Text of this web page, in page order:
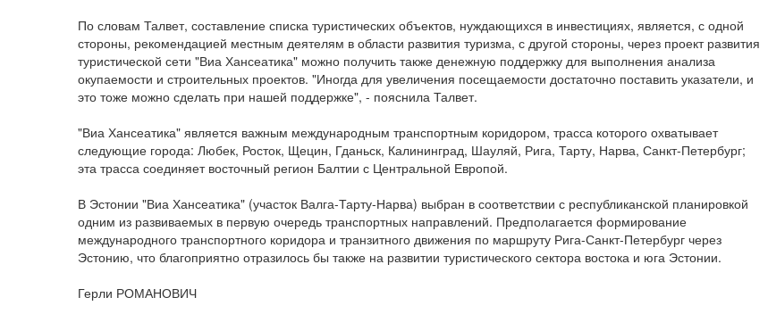
По словам Талвет, составление списка туристических объектов, нуждающихся в инвестициях, является, с одной
стороны, рекомендацией местным деятелям в области развития туризма, с другой стороны, через проект развития
туристической сети "Виа Хансеатика" можно получить также денежную поддержку для выполнения анализа
окупаемости и строительных проектов. "Иногда для увеличения посещаемости достаточно поставить указатели, и
это тоже можно сделать при нашей поддержке", - пояснила Талвет.
"Виа Хансеатика" является важным международным транспортным коридором, трасса которого охватывает
следующие города: Любек, Росток, Щецин, Гданьск, Калининград, Шауляй, Рига, Тарту, Нарва, Санкт-Петербург;
эта трасса соединяет восточный регион Балтии с Центральной Европой.
В Эстонии "Виа Хансеатика" (участок Валга-Тарту-Нарва) выбран в соответствии с республиканской планировкой
одним из развиваемых в первую очередь транспортных направлений. Предполагается формирование
международного транспортного коридора и транзитного движения по маршруту Рига-Санкт-Петербург через
Эстонию, что благоприятно отразилось бы также на развитии туристического сектора востока и юга Эстонии.
Герли РОМАНОВИЧ